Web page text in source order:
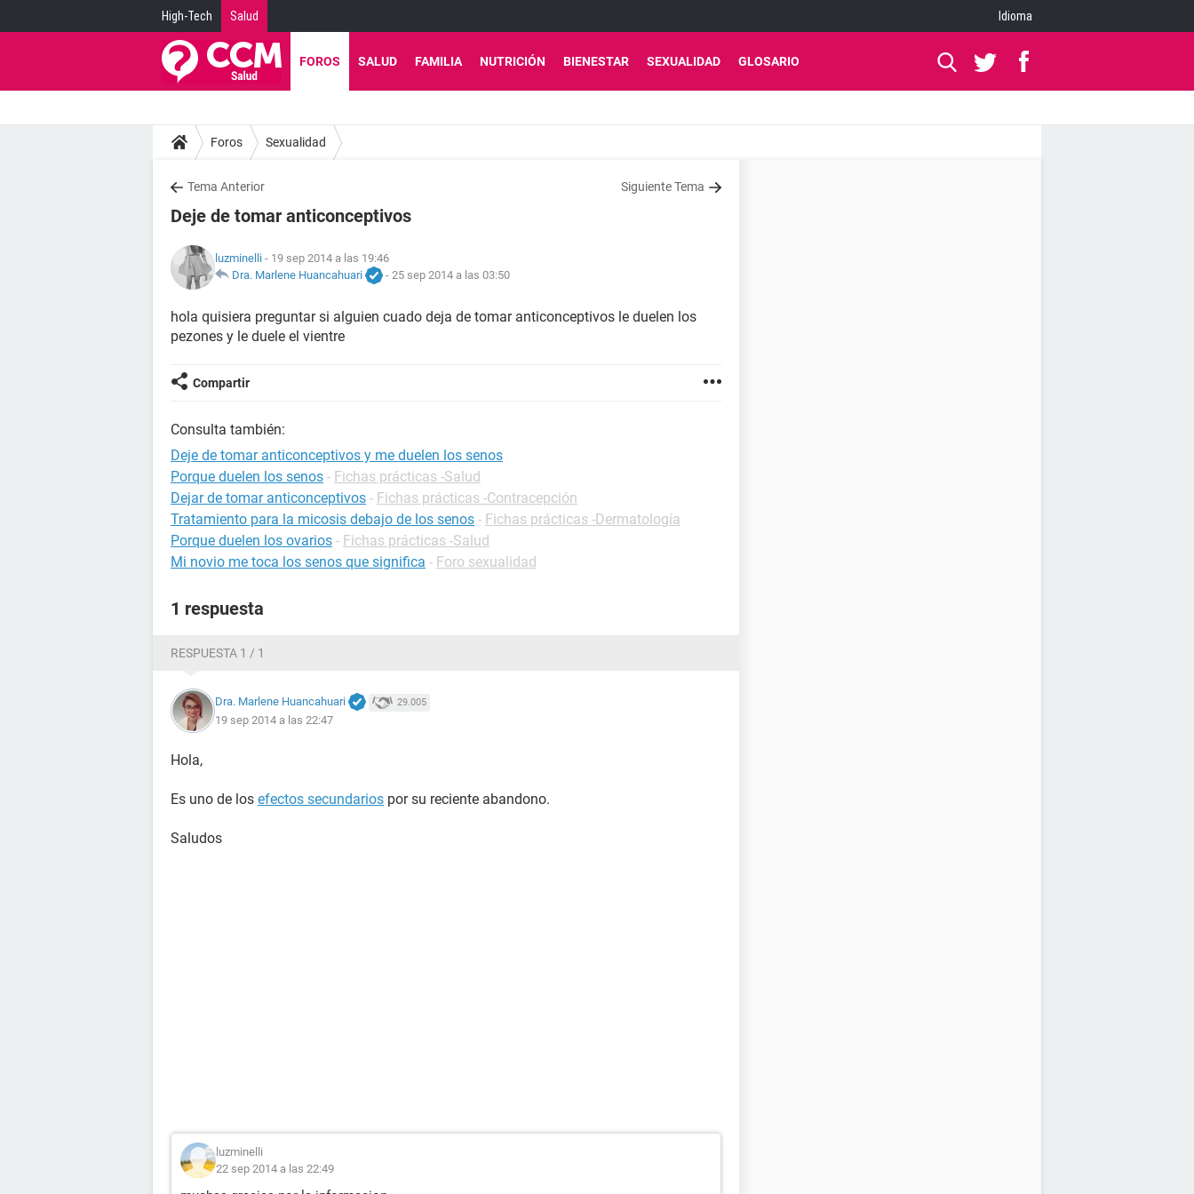
High-Tech Salud Idioma
FOROS SALUD FAMILIA NUTRICIÓN BIENESTAR SEXUALIDAD GLOSARIO
Foros Sexualidad
Tema Anterior Siguiente Tema
Deje de tomar anticonceptivos
luzminelli - 19 sep 2014 a las 19:46
Dra. Marlene Huancahuari
- 25 sep 2014 a las 03:50
hola quisiera preguntar si alguien cuado deja de tomar anticonceptivos le duelen los
pezones y le duele el vientre
Compartir
Consulta también:
Deje de tomar anticonceptivos y me duelen los senos
Porque duelen los senos - Fichas prácticas -Salud
Dejar de tomar anticonceptivos - Fichas prácticas -Contracepción
Tratamiento para la micosis debajo de los senos - Fichas prácticas -Dermatología
Porque duelen los ovarios - Fichas prácticas -Salud
Mi novio me toca los senos que significa - Foro sexualidad
1 respuesta
RESPUESTA 1 / 1
Dra. Marlene Huancahuari 29.005
19 sep 2014 a las 22:47
Hola,
Es uno de los efectos secundarios por su reciente abandono.
Saludos
luzminelli
22 sep 2014 a las 22:49